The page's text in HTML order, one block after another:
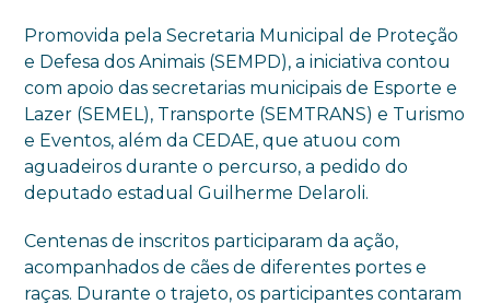
Promovida pela Secretaria Municipal de Proteção
e Defesa dos Animais (SEMPD), a iniciativa contou
com apoio das secretarias municipais de Esporte e
Lazer (SEMEL), Transporte (SEMTRANS) e Turismo
e Eventos, além da CEDAE, que atuou com
aguadeiros durante o percurso, a pedido do
deputado estadual Guilherme Delaroli.
Centenas de inscritos participaram da ação,
acompanhados de cães de diferentes portes e
raças. Durante o trajeto, os participantes contaram